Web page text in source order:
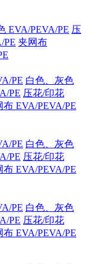
EVA/PEVA/PE 压
PE 夹网布
PE 白色、灰色
PE 压花/印花
布 EVA/PEVA/PE
PE 白色、灰色
PE 压花/印花
布 EVA/PEVA/PE
PE 白色、灰色
PE 压花/印花
布 EVA/PEVA/PE